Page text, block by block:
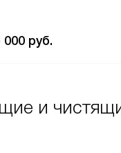
000 руб.
и